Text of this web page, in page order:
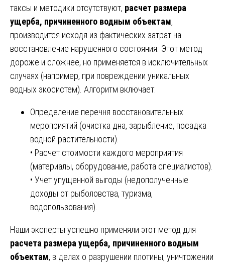
таксы и методики отсутствуют, расчет размера
ущерба, причиненного водным объектам,
производится исходя из фактических затрат на
восстановление нарушенного состояния. Этот метод
дороже и сложнее, но применяется в исключительных
случаях (например, при повреждении уникальных
водных экосистем). Алгоритм включает:
Определение перечня восстановительных
мероприятий (очистка дна, зарыбление, посадка
водной растительности).
• Расчет стоимости каждого мероприятия
(материалы, оборудование, работа специалистов).
• Учет упущенной выгоды (недополученные
доходы от рыболовства, туризма,
водопользования).
Наши эксперты успешно применяли этот метод для
расчета размера ущерба, причиненного водным
объектам, в делах о разрушении плотины, уничтожении